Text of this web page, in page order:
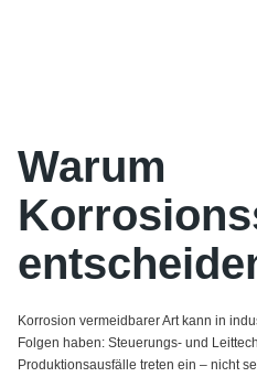
Warum
Korrosion vermeidbarer Art kann in
Folgen haben: Steuerungs- und
Produktionsausfälle treten ein – nicht